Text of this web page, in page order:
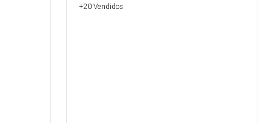
+20 Vendidos